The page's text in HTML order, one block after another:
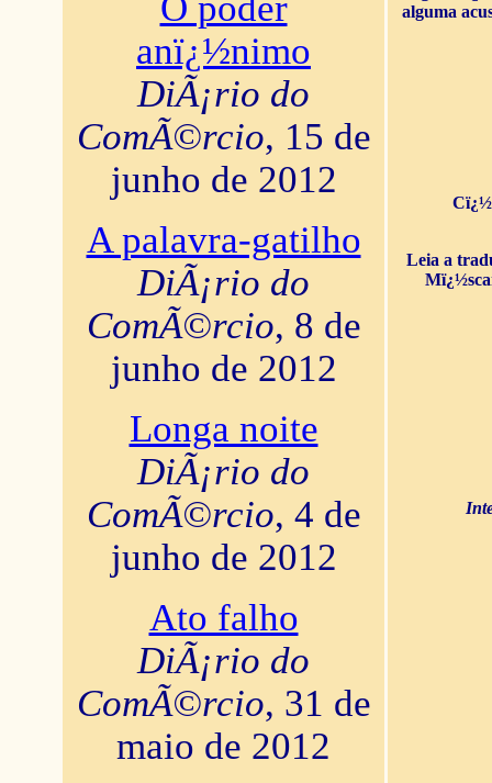
anï¿½nimo
DiÃ¡rio do
ComÃ©rcio, 15 de
junho de 2012
A palavra-gatilho
DiÃ¡rio do
ComÃ©rcio, 8 de
junho de 2012
Longa noite
DiÃ¡rio do
ComÃ©rcio, 4 de
junho de 2012
Ato falho
DiÃ¡rio do
ComÃ©rcio, 31 de
maio de 2012
alguma
Leia a